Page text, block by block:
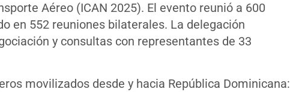
Aéreo (ICAN 2025). El evento reunió a 600
en 552 reuniones bilaterales. La delegación
y consultas con representantes de 33
movilizados desde y hacia República Dominicana: